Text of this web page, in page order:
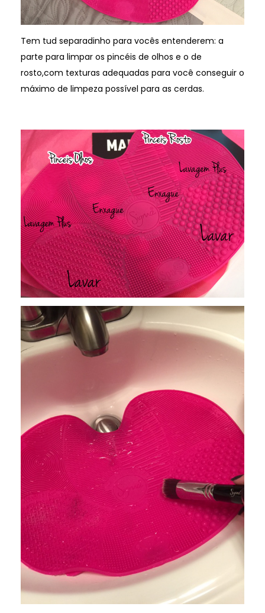
Tem tud separadinho para vocês entenderem: a
parte para limpar os pincéis de olhos e o de
rosto,com texturas adequadas para você conseguir o
máximo de limpeza possível para as cerdas.